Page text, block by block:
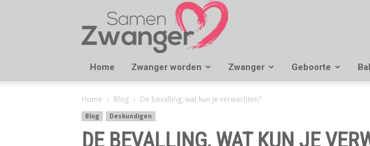
Samen
Zwanger
Home Zwanger worden Zwanger Geboorte
Home Blog De bevalling, wat kun je verwachten?
Blog Deskundigen
DE BEVALLING, WAT KUN JE